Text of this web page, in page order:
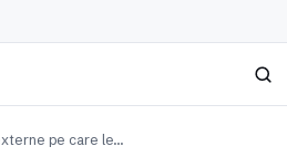
Caută
pe care le…